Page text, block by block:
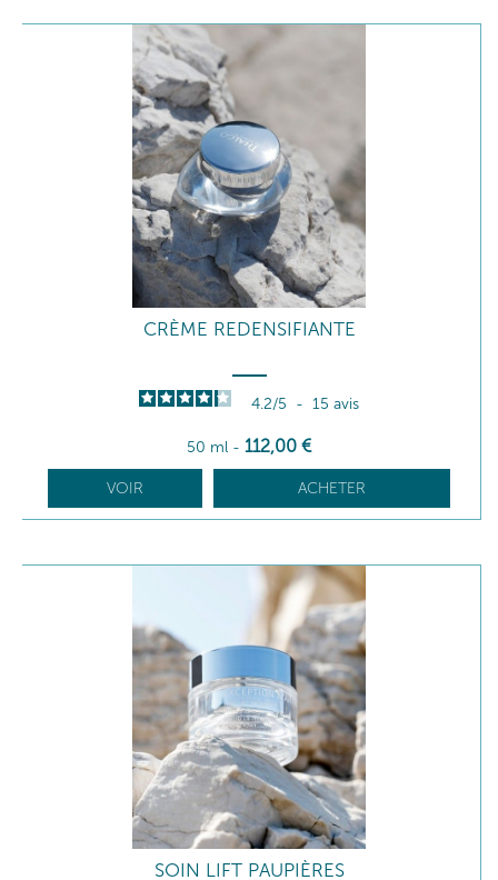
CRÈME REDENSIFIANTE
4.2/5 - 15 avis
50 ml - 112,00 €
VOIR ACHETER
SOIN LIFT PAUPIÈRES